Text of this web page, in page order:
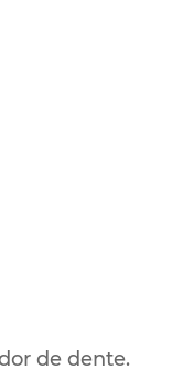
de dente.